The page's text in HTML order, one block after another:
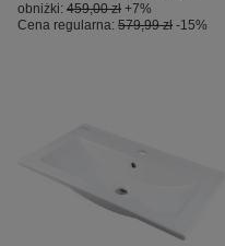
obniżki: 459,00 zł +7%
Cena regularna: 579,99 zł -15%